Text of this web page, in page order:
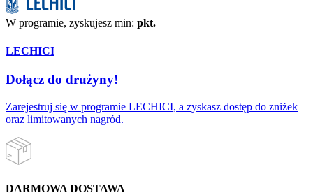
W programie, zyskujesz min: pkt.
LECHICI
Dołącz do drużyny!
Zarejestruj się w programie LECHICI, a zyskasz dostęp do zniżek
oraz limitowanych nagród.
DARMOWA DOSTAWA